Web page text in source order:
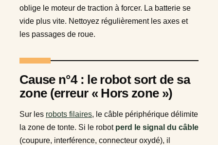
oblige le moteur de traction à forcer. La batterie se
vide plus vite. Nettoyez régulièrement les axes et
les passages de roue.
Cause n°4 : le robot sort de sa
zone (erreur « Hors zone »)
Sur les robots filaires, le câble périphérique délimite
la zone de tonte. Si le robot perd le signal du câble
(coupure, interférence, connecteur oxydé), il